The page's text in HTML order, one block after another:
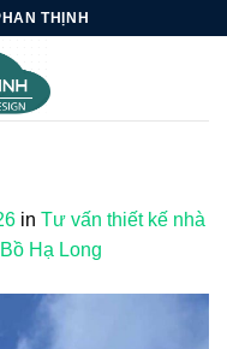
THỊNH
in Tư vấn thiết kế nhà
Hạ Long